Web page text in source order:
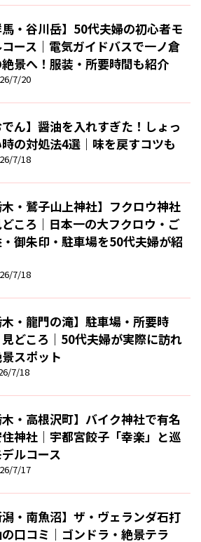
馬・谷川岳】50代夫婦の初心者モ
ース｜電気ガイドバスで一ノ倉
景へ！服装・所要時間も紹介
7/20
でん】醤油を入れすぎた！しょっ
の対処法4選｜味を戻すコツも
7/18
木・鷲子山上神社】フクロウ神社
ころ｜日本一の大フクロウ・ご
御朱印・駐車場を50代夫婦が紹
7/18
木・龍門の滝】駐車場・所要時
どころ｜50代夫婦が実際に訪れ
スポット
7/18
木・高根沢町】バイク神社で有名
神社｜宇都宮餃子「幸楽」と巡
ルコース
7/17
潟・南魚沼】ザ・ヴェランダ石打
口コミ｜ゴンドラ・絶景テラ